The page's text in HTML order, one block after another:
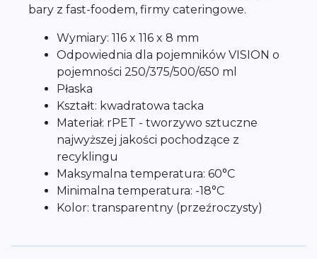
bary z fast-foodem, firmy cateringowe.
Wymiary: 116 x 116 x 8 mm
Odpowiednia dla pojemników VISION o
pojemności 250/375/500/650 ml
Płaska
Kształt: kwadratowa tacka
Materiał: rPET - tworzywo sztuczne
najwyższej jakości pochodzące z
recyklingu
Maksymalna temperatura: 60°C
Minimalna temperatura: -18°C
Kolor: transparentny (przeźroczysty)